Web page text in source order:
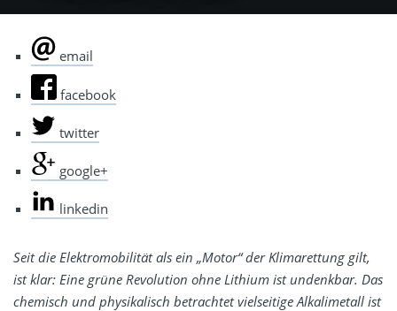
email
facebook
twitter
google+
linkedin
Seit die Elektromobilität als ein „Motor“ der Klimarettung gilt,
ist klar: Eine grüne Revolution ohne Lithium ist undenkbar. Das
chemisch und physikalisch betrachtet vielseitige Alkalimetall ist